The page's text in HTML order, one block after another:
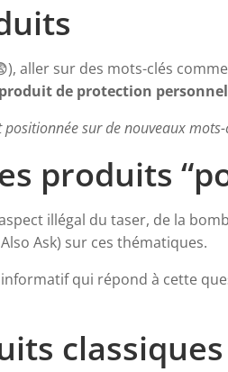
aller sur des mots-clés comme
de protection
positionnée sur de nouveaux
produits
illégal du taser, de la
Ask) sur ces thématiques.
qui répond à cette
classiques